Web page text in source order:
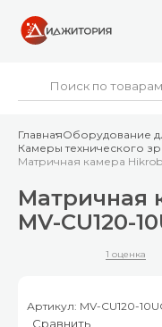
ГлавнаяОборудование
Камеры технического
Матричная камера
Матричная
MV-CU120-
1 оценка
Артикул: MV-CU120-
Сравнить